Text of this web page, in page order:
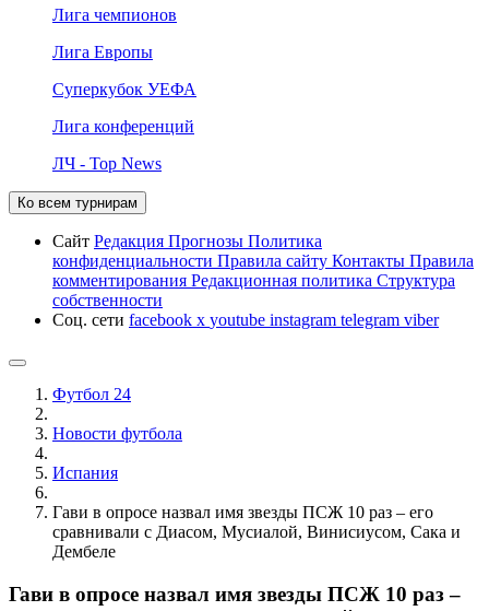
Лига чемпионов
Лига Европы
Суперкубок УЕФА
Лига конференций
ЛЧ - Top News
Ко всем турнирам
Сайт Редакция Прогнозы Политика
конфиденциальности Правила сайту Контакты Правила
комментирования Редакционная политика Структура
собственности
Соц. сети facebook x youtube instagram telegram viber
Футбол 24
Новости футбола
Испания
Гави в опросе назвал имя звезды ПСЖ 10 раз – его
сравнивали с Диасом, Мусиалой, Винисиусом, Сака и
Дембеле
Гави в опросе назвал имя звезды ПСЖ 10 раз –